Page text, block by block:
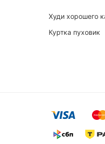
Худи хорошего
Куртка пуховик